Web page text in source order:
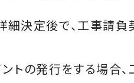
細決定後で、工事請負
トの発行をする場合